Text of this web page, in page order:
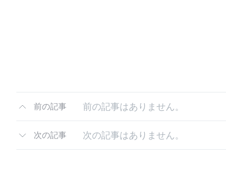
前の記事 前の記事はありません。
次の記事 次の記事はありません。